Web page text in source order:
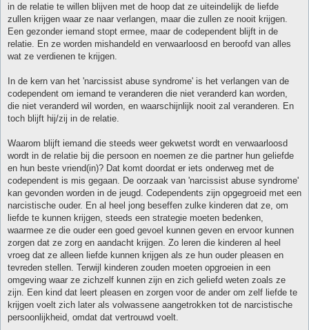
in de relatie te willen blijven met de hoop dat ze uiteindelijk de liefde
zullen krijgen waar ze naar verlangen, maar die zullen ze nooit krijgen.
Een gezonder iemand stopt ermee, maar de codependent blijft in de
relatie. En ze worden mishandeld en verwaarloosd en beroofd van alles
wat ze verdienen te krijgen.
In de kern van het 'narcissist abuse syndrome' is het verlangen van de
codependent om iemand te veranderen die niet veranderd kan worden,
die niet veranderd wil worden, en waarschijnlijk nooit zal veranderen. En
toch blijft hij/zij in de relatie.
Waarom blijft iemand die steeds weer gekwetst wordt en verwaarloosd
wordt in de relatie bij die persoon en noemen ze die partner hun geliefde
en hun beste vriend(in)? Dat komt doordat er iets onderweg met de
codependent is mis gegaan. De oorzaak van 'narcissist abuse syndrome'
kan gevonden worden in de jeugd. Codependents zijn opgegroeid met een
narcistische ouder. En al heel jong beseffen zulke kinderen dat ze, om
liefde te kunnen krijgen, steeds een strategie moeten bedenken,
waarmee ze die ouder een goed gevoel kunnen geven en ervoor kunnen
zorgen dat ze zorg en aandacht krijgen. Zo leren die kinderen al heel
vroeg dat ze alleen liefde kunnen krijgen als ze hun ouder pleasen en
tevreden stellen. Terwijl kinderen zouden moeten opgroeien in een
omgeving waar ze zichzelf kunnen zijn en zich geliefd weten zoals ze
zijn. Een kind dat leert pleasen en zorgen voor de ander om zelf liefde te
krijgen voelt zich later als volwassene aangetrokken tot de narcistische
persoonlijkheid, omdat dat vertrouwd voelt.